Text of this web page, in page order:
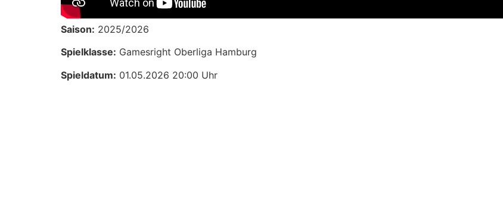
Saison: 2025/2026
Spielklasse: Gamesright Oberliga Hamburg
Spieldatum: 01.05.2026 20:00 Uhr